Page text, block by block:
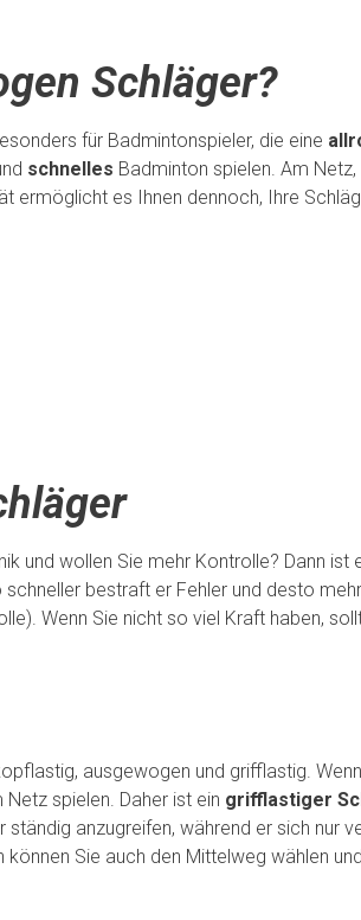
Schläger?
für Badmintonspieler, die eine
schnelles Badminton spielen. Am Netz,
ermöglicht es Ihnen dennoch, Ihre
und wollen Sie mehr Kontrolle? Dann ist
bestraft er Fehler und desto
Wenn Sie nicht so viel Kraft haben,
ausgewogen und grifflastig.
spielen. Daher ist ein grifflastiger
ständig anzugreifen, während er sich nur
Sie auch den Mittelweg wählen